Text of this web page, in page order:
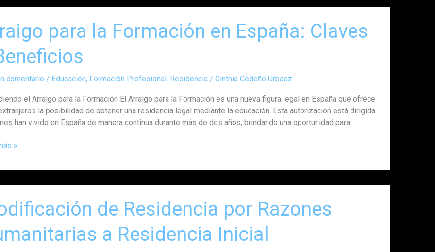
para la Formación en España: Claves
comentario / Educación, Formación Profesional, Residencia / Cinthia Cedeño Urbaez
el Arraigo para la Formación El Arraigo para la Formación es una nueva figura legal en España que ofrece
la posibilidad de obtener una residencia legal mediante la educación. Esta autorización está dirigida
han vivido en España de manera continua durante más de dos años, brindando una oportunidad para
»
de Residencia por Razones
a Residencia Inicial